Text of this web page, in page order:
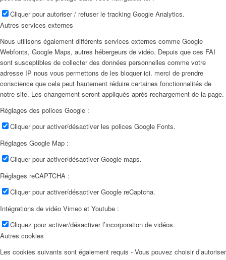
Cliquer pour autoriser / refuser le tracking Google Analytics.
Autres services externes
Nous utilisons également différents services externes comme Google
Webfonts, Google Maps, autres hébergeurs de vidéo. Depuis que ces FAI
sont susceptibles de collecter des données personnelles comme votre
adresse IP nous vous permettons de les bloquer ici. merci de prendre
conscience que cela peut hautement réduire certaines fonctionnalités de
notre site. Les changement seront appliqués après rechargement de la page.
Réglages des polices Google :
Cliquer pour activer/désactiver les polices Google Fonts.
Réglages Google Map :
Cliquer pour activer/désactiver Google maps.
Réglages reCAPTCHA :
Cliquer pour activer/désactiver Google reCaptcha.
Intégrations de vidéo Vimeo et Youtube :
Cliquez pour activer/désactiver l’incorporation de vidéos.
Autres cookies
Les cookies suivants sont également requis - Vous pouvez choisir d’autoriser